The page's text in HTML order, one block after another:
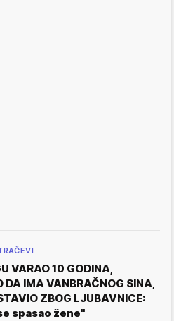
VARAO 10 GODINA,
DA IMA VANBRAČNOG SINA,
ZBOG LJUBAVNICE:
spasao žene"